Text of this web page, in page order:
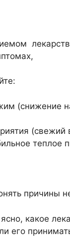
(снижение
(свежий
теплое
причины
какое
его